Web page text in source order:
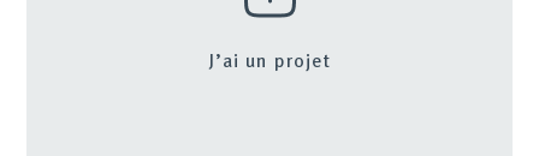
J’ai un projet